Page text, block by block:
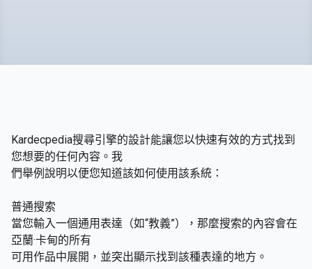
Kardecpedia搜尋引擎的設計能讓您以快速有效的方式找到
您想要的任何內容。我
們舉例說明以便您知道該如何使用該系統：
普通搜索
當您輸入一個通用表達（如“教義”），那麼搜索的內容會在
亞蘭·卡甸的所有
可用作品中展開，並突出顯示找到該種表達的地方。